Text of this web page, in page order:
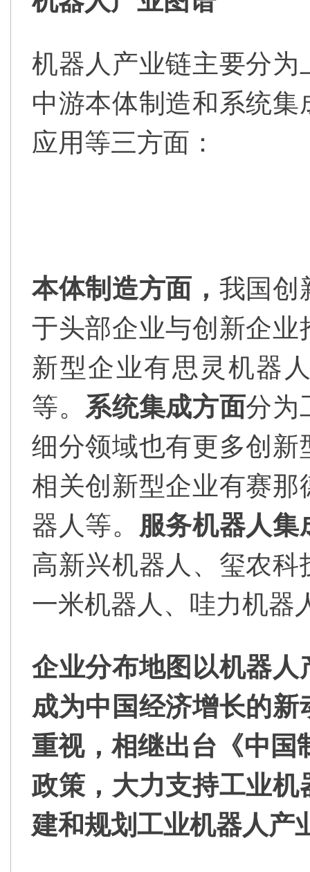
机器人产业链主要分
中游本体制造和系统
应用等三方面：
本体制造方面， 我国创
于头部企业与创新企
新型企业有思灵机器
等。 系统集成方面分为
细分领域也有更多创
相关创新型企业有赛
器人等。 服务机器人集
高新兴机器人、玺农
一米机器人、哇力机器
企业分布地图以机器
成为中国经济增长的新
重视，相继出台《中国
政策，大力支持工业
建和规划工业机器人产